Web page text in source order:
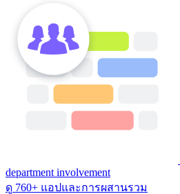
department involvement
ดู 760+ แอปและการผสานรวม